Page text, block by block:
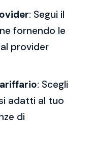
: Segui il
fornendo le
provider
: Scegli
adatti al tuo
di